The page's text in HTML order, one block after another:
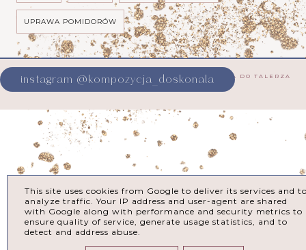
UPRAWA POMIDORÓW
instagram @kompozycja_doskonala
COPYRIGHT ©
KOMPOZYCJA DOSKONAŁA OD NASIONKA DO TALERZA
This site uses cookies from Google to deliver its services and
analyze traffic. Your IP address and user-agent are shared
with Google along with performance and security metrics to
ensure quality of service, generate usage statistics, and to
detect and address abuse.